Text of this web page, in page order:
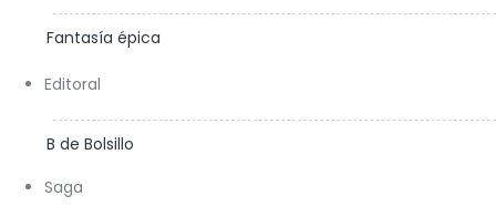
Fantasía épica
Editoral
B de Bolsillo
Saga